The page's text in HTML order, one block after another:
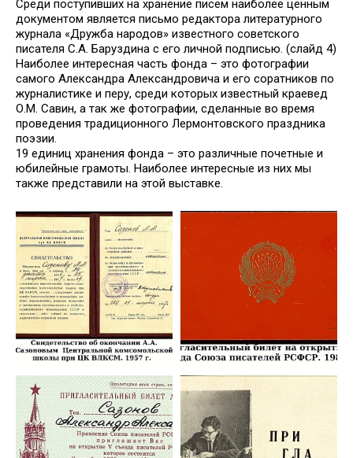
Среди поступивших на хранение писем наиболее ценным
документом является письмо редактора литературного
журнала «Дружба народов» известного советского
писателя С.А. Баруздина с его личной подписью. (слайд 4)
Наиболее интересная часть фонда – это фотографии
самого Александра Александровича и его соратников по
журналистике и перу, среди которых известный краевед
О.М. Савин, а так же фотографии, сделанные во время
проведения традиционного Лермонтовского праздника
поэзии.
19 единиц хранения фонда – это различные почетные и
юбилейные грамоты. Наиболее интересные из них мы
также представили на этой выставке.